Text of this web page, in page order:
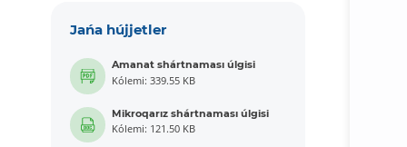
Jańa hújjetler
Amanat shártnaması úlgisi
Kólemi: 339.55 KB
Mikroqarız shártnaması úlgisi
Kólemi: 121.50 KB